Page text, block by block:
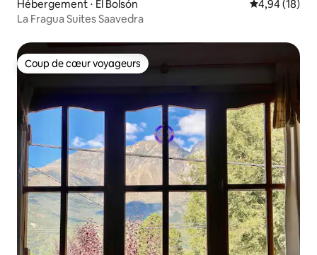
Hébergement ⋅ El Bolsón Évaluation
4,94 (18)
La Fragua Suites Saavedra
Coup de cœur voyageurs
Coup de cœur voyageurs